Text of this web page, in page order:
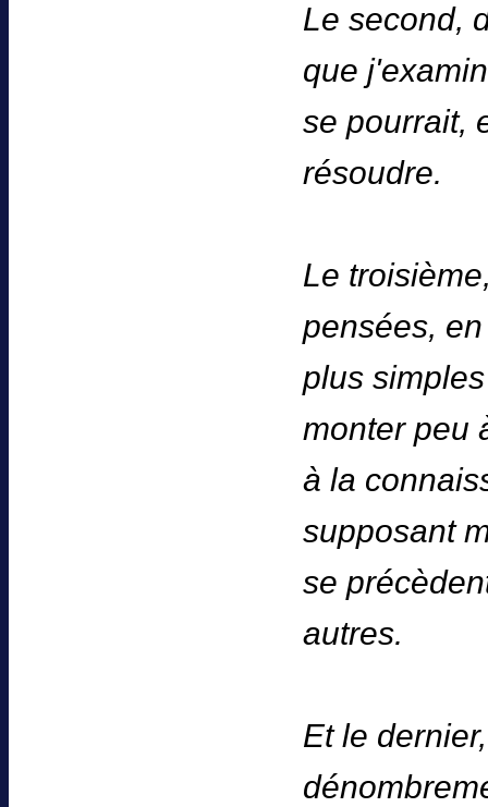
Le second,
que
se pourrait,
résoudre.
Le
pensées,
plus
monter peu
à la
supposant
se
autres.
Et le